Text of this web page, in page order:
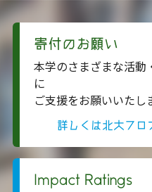
寄付のお願い
本学のさまざまな活動
に
ご支援をお願いいたし
詳しくは北大フロ
Impact Ratings